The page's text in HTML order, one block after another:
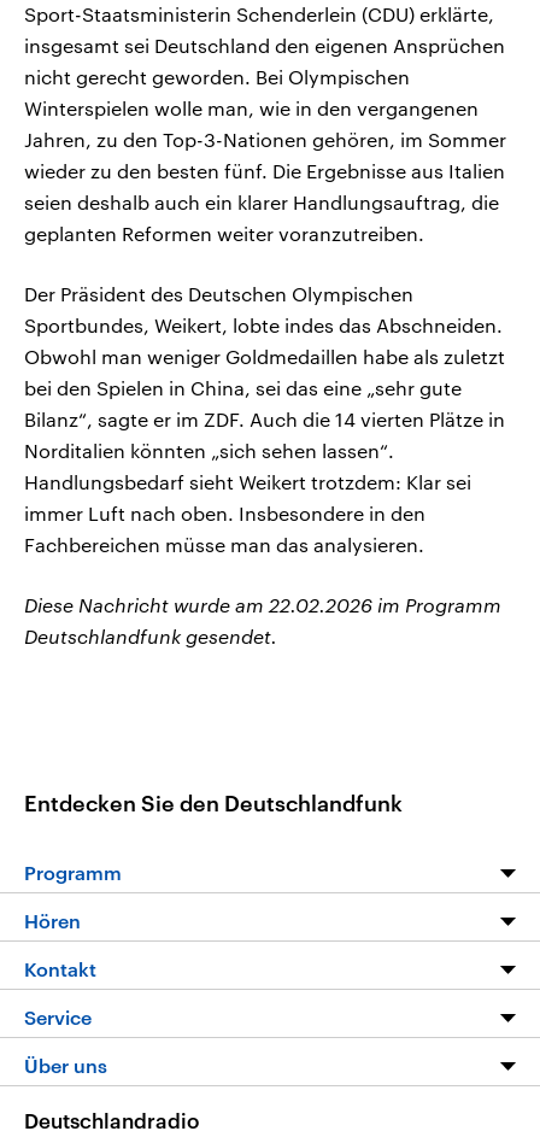
Sport-Staatsministerin Schenderlein (CDU) erklärte,
insgesamt sei Deutschland den eigenen Ansprüchen
nicht gerecht geworden. Bei Olympischen
Winterspielen wolle man, wie in den vergangenen
Jahren, zu den Top-3-Nationen gehören, im Sommer
wieder zu den besten fünf. Die Ergebnisse aus Italien
seien deshalb auch ein klarer Handlungsauftrag, die
geplanten Reformen weiter voranzutreiben.
Der Präsident des Deutschen Olympischen
Sportbundes, Weikert, lobte indes das Abschneiden.
Obwohl man weniger Goldmedaillen habe als zuletzt
bei den Spielen in China, sei das eine „sehr gute
Bilanz“, sagte er im ZDF. Auch die 14 vierten Plätze in
Norditalien könnten „sich sehen lassen“.
Handlungsbedarf sieht Weikert trotzdem: Klar sei
immer Luft nach oben. Insbesondere in den
Fachbereichen müsse man das analysieren.
Diese Nachricht wurde am 22.02.2026 im Programm
Deutschlandfunk gesendet.
Entdecken Sie den Deutschlandfunk
Programm
Programm
Die Nachrichten
Nachrichtenleicht
Neue Beiträge auf dlf.de
Hören
Livestream
Podcasts
Deutschlandfunk App
Nachrichten App
Kontakt
Hörerservice
Service
FAQ
Über uns
Deutschlandradio